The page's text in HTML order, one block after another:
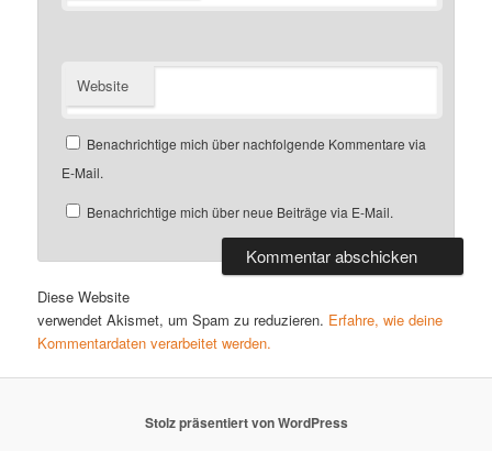
Website
Benachrichtige mich über nachfolgende Kommentare via
E-Mail.
Benachrichtige mich über neue Beiträge via E-Mail.
Diese Website
verwendet Akismet, um Spam zu reduzieren. Erfahre, wie deine
Kommentardaten verarbeitet werden.
Stolz präsentiert von WordPress